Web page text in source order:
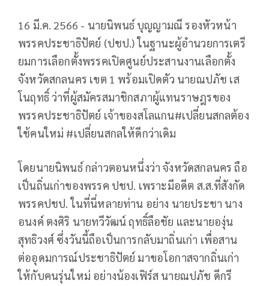
16 มี.ค. 2566 - นายนิพนธ์ บุญญามณี รองหัวหน้า
พรรคประชาธิปัตย์ (ปชป.) ในฐานะผู้อำนวยการเตรี
ยมการเลือกตั้งพรรคเปิดศูนย์ประสานงานเลือกตั้ง
จังหวัดสกลนคร เขต 1 พร้อมเปิดตัว นายณปภัช เส
โนฤทธิ์ ว่าที่ผู้สมัครสมาชิกสภาผู้แทนราษฎรของ
พรรคประชาธิปัตย์ เจ้าของสโลแกน#เปลี่ยนสกลต้อง
ใช้คนใหม่ #เปลี่ยนสกลให้ดีกว่าเดิม
โดยนายนิพนธ์ กล่าวตอนหนึ่งว่า จังหวัดสกลนคร ถือ
เป็นถิ่นเก่าของพรรค ปชป. เพราะมีอดีต ส.ส.ที่สังกัด
พรรคปชป. ในที่นี่หลายท่าน อย่าง นายประชา นาง
อนงค์ ตงศิริ นายทวีวัฒน์ ฤทธิ์ลือชัย และนายองุ่น
สุทธิวงศ์ ซึ่งวันนี้ถือเป็นการกลับมาถิ่นเก่า เพื่อสาน
ต่ออุดมการณ์ประชาธิปัตย์ มาขอโอกาสจากถิ่นเก่า
ให้กับคนรุ่นใหม่ อย่างน้องเฟิร์ส นายณปภัช ดีกรี